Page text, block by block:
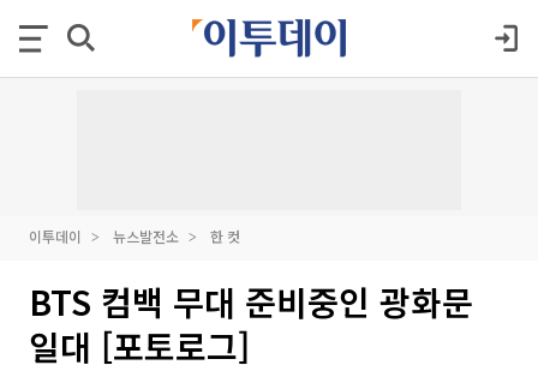
이투데이 뉴스발전소 한 컷
BTS 컴백 무대 준비중인 광화문
일대 [포토로그]